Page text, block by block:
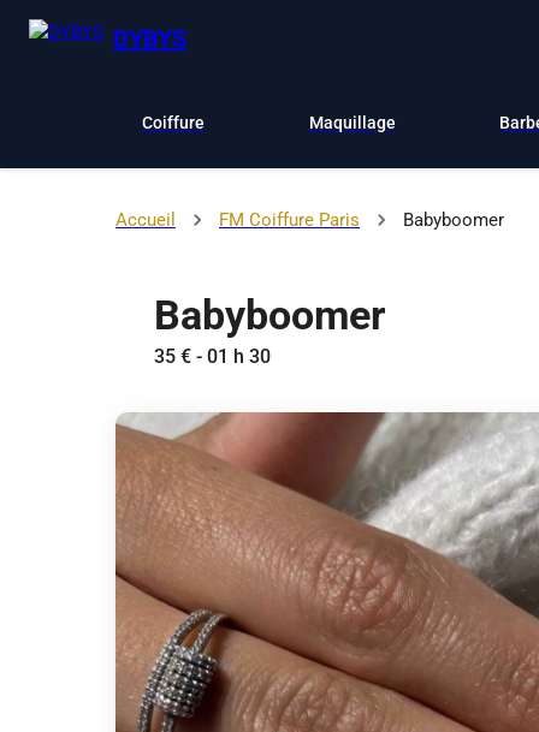
DYBYS
Coiffure Maquillage
Accueil FM Coiffure Paris Babyboomer
Babyboomer
35 € - 01 h 30